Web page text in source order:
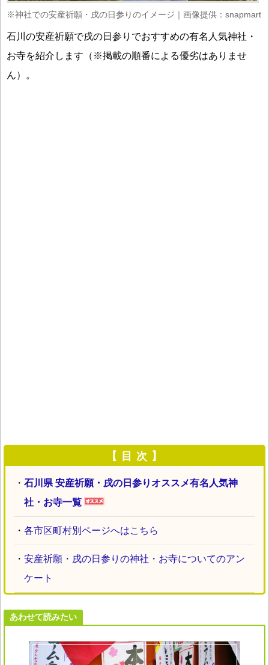
※神社での安産祈願・戌の日参りのイメージ｜画像提供：snapmart
石川の安産祈願で戌の日参りでおすすめの有名人気神社・
お寺を紹介します（※掲載の順番による優劣はありませ
ん）。
【 目 次 】
・ 石川県 安産祈願・戌の日参りオススメ有名人気神
社・お寺一覧
・ 各市区町村別ページへはこちら
・ 安産祈願・戌の日参りの神社・お寺についてのアン
ケート
あわせて読みたい